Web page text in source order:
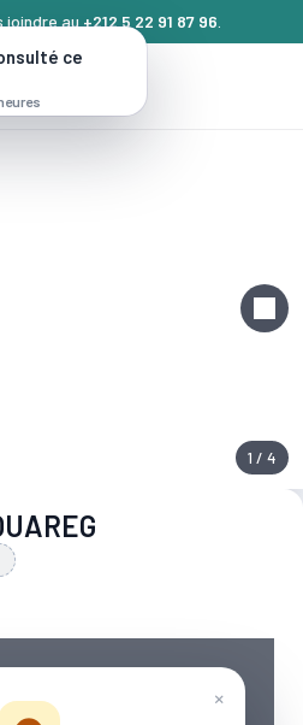
joindre au +212 5 22 91 87 96
1 / 4
×
ce